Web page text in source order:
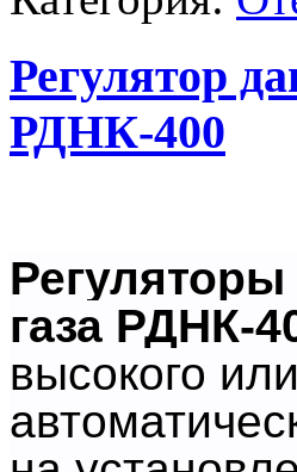
Регулятор
РДНК-400
газа РДНК-
высокого